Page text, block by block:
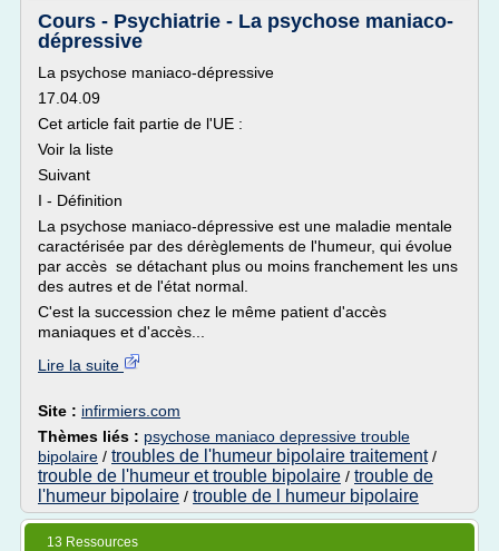
Cours - Psychiatrie - La psychose maniaco-
dépressive
La psychose maniaco-dépressive
17.04.09
Cet article fait partie de l'UE :
Voir la liste
Suivant
I - Définition
La psychose maniaco-dépressive est une maladie mentale
caractérisée par des dérèglements de l'humeur, qui évolue
par accès se détachant plus ou moins franchement les uns
des autres et de l'état normal.
C'est la succession chez le même patient d'accès
maniaques et d'accès...
Lire la suite
Site : infirmiers.com
Thèmes liés : psychose maniaco depressive trouble
bipolaire / troubles de l'humeur bipolaire traitement/
trouble de l'humeur et trouble bipolaire / trouble de
l'humeur bipolaire / trouble de l humeur bipolaire
13 Ressources